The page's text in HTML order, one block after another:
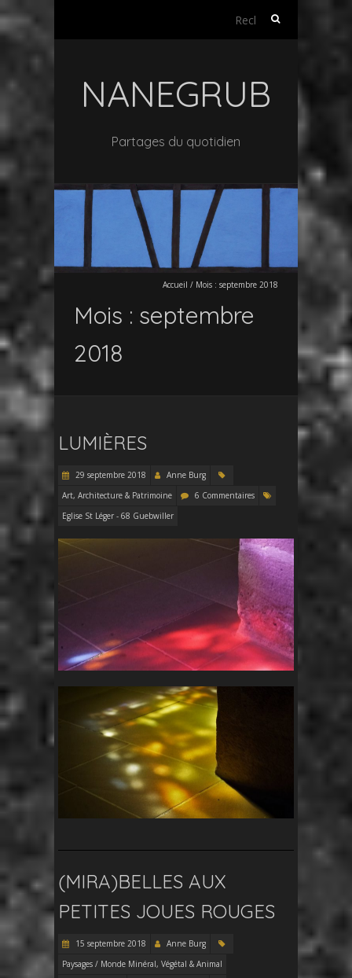
Rechercher :
NANEGRUB
Partages du quotidien
Accueil / Mois : septembre 2018
Mois : septembre
2018
LUMIÈRES
29 septembre 2018
Anne Burg
Art, Architecture & Patrimoine
6 Commentaires
Eglise St Léger - 68 Guebwiller
(MIRA)BELLES AUX
PETITES JOUES ROUGES
15 septembre 2018
Anne Burg
Paysages / Monde Minéral, Végétal & Animal